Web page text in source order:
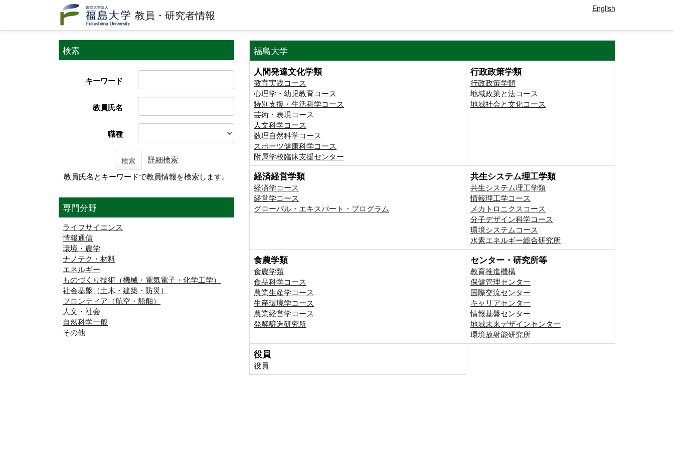
教員・研究者情報 English
検索
キーワード
教員氏名
職種
検索
詳細検索
教員氏名とキーワードで教員情報を検索します。
専門分野
ライフサイエンス
情報通信
環境・農学
ナノテク・材料
エネルギー
ものづくり技術（機械・電気電子・化学工学）
社会基盤（土木・建築・防災）
フロンティア（航空・船舶）
人文・社会
自然科学一般
その他
福島大学
人間発達文化学類
教育実践コース
心理学・幼児教育コース
特別支援・生活科学コース
芸術・表現コース
人文科学コース
数理自然科学コース
スポーツ健康科学コース
附属学校臨床支援センター
行政政策学類
行政政策学類
地域政策と法コース
地域社会と文化コース
経済経営学類
経済学コース
経営学コース
グローバル・エキスパート・プログラム
共生システム理工学類
共生システム理工学類
情報理工学コース
メカトロニクスコース
分子デザイン科学コース
環境システムコース
⽔素エネルギー総合研究所
食農学類
食農学類
食品科学コース
農業生産学コース
生産環境学コース
農業経営学コース
発酵醸造研究所
センター・研究所等
教育推進機構
保健管理センター
国際交流センター
キャリアセンター
情報基盤センター
地域未来デザインセンター
環境放射能研究所
役員
役員